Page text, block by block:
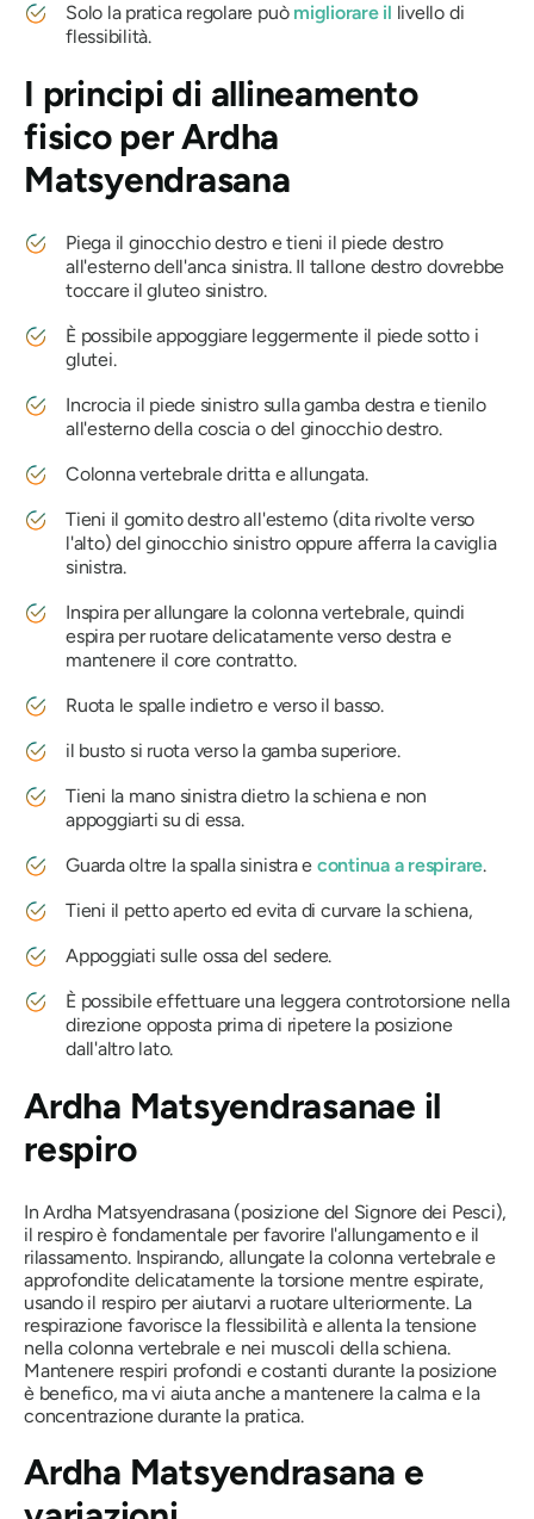
Solo la pratica regolare può migliorare il livello di
flessibilità.
I principi di allineamento
fisico perArdha
Matsyendrasana
Piega il ginocchio destro e tieni il piede destro
all'esterno dell'anca sinistra. Il tallone destro dovrebbe
toccare il gluteo sinistro.
È possibile appoggiare leggermente il piede sotto i
glutei.
Incrocia il piede sinistro sulla gamba destra e tienilo
all'esterno della coscia o del ginocchio destro.
Colonna vertebrale dritta e allungata.
Tieni il gomito destro all'esterno (dita rivolte verso
l'alto) del ginocchio sinistro oppure afferra la caviglia
sinistra.
Inspira per allungare la colonna vertebrale, quindi
espira per ruotare delicatamente verso destra e
mantenere il core contratto.
Ruota le spalle indietro e verso il basso.
il busto si ruota verso la gamba superiore.
Tieni la mano sinistra dietro la schiena e non
appoggiarti su di essa.
Guarda oltre la spalla sinistra e continua a respirare.
Tieni il petto aperto ed evita di curvare la schiena,
Appoggiati sulle ossa del sedere.
È possibile effettuare una leggera controtorsione nella
direzione opposta prima di ripetere la posizione
dall'altro lato.
Ardha Matsyendrasanae il
respiro
InArdha Matsyendrasana (posizione del Signore dei Pesci),
il respiro è fondamentale per favorire l'allungamento e il
rilassamento. Inspirando, allungate la colonna vertebrale e
approfondite delicatamente la torsione mentre espirate,
usando il respiro per aiutarvi a ruotare ulteriormente. La
respirazione favorisce la flessibilità e allenta la tensione
nella colonna vertebrale e nei muscoli della schiena.
Mantenere respiri profondi e costanti durante la posizione
è benefico, ma vi aiuta anche a mantenere la calma e la
concentrazione durante la pratica.
Ardha Matsyendrasana e